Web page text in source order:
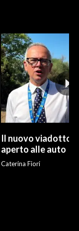
Il nuovo viadotto
aperto alle auto
Caterina Fiori